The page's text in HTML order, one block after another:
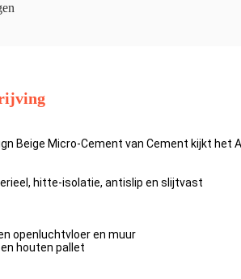
Beige Micro-Cement van Cement kijkt
hitte-isolatie, antislip en slijtvast
openluchtvloer en muur
houten pallet